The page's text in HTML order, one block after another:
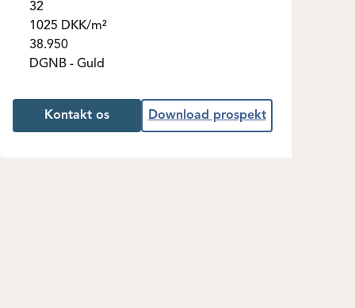
32
1025 DKK/m²
38.950
DGNB - Guld
Kontakt os Download prospekt